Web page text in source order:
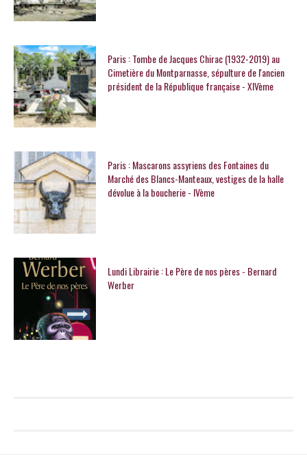
Paris : Tombe de Jacques Chirac (1932-2019) au
Cimetière du Montparnasse, sépulture de l'ancien
président de la République française - XIVème
Paris : Mascarons assyriens des Fontaines du
Marché des Blancs-Manteaux, vestiges de la halle
dévolue à la boucherie - IVème
Lundi Librairie : Le Père de nos pères - Bernard
Werber